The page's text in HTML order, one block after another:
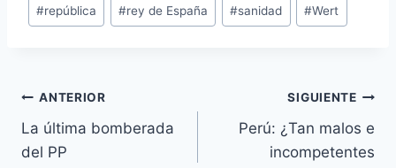
#república #rey de España #sanidad #Wert
Navegación
de
ANTERIOR
La última bomberada
del PP
SIGUIENTE
Perú: ¿Tan malos e
incompetentes